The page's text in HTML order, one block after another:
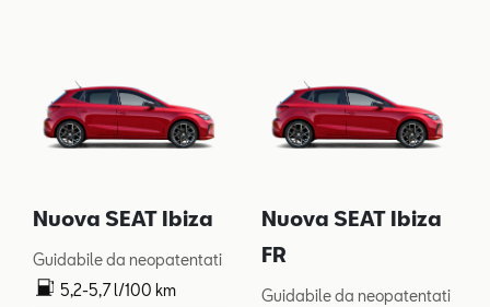
Nuova SEAT Ibiza
Guidabile da neopatentati
5,2-5,7 l/100 km
Nuova SEAT Ibiza
FR
Guidabile da neopatentati